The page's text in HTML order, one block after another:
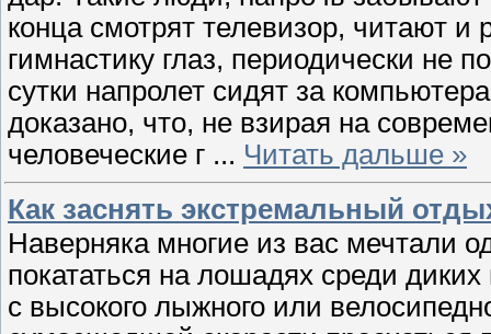
конца смотрят телевизор, читают
гимнастику глаз, периодически не
сутки напролет сидят за
доказано, что, не взирая на
человеческие г ... Читать дальше »
Как заснять экстремальный
Наверняка многие из вас мечтали
покататься на лошадях среди
с высокого лыжного или